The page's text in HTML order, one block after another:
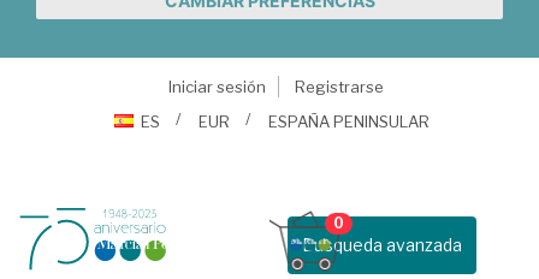
Iniciar sesión
Registrarse
ES
EUR ESPAÑA PENINSULAR
Busqueda avanzada
0